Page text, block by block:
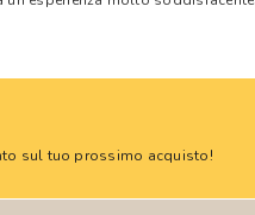
sul tuo prossimo acquisto!